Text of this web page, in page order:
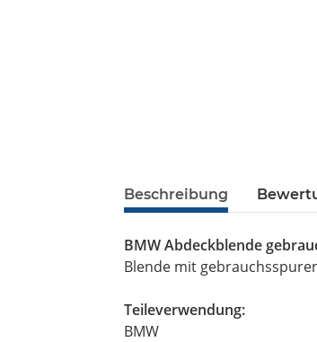
Beschreibung
BMW Abdeckblende
Blende mit
Teileverwendung:
BMW